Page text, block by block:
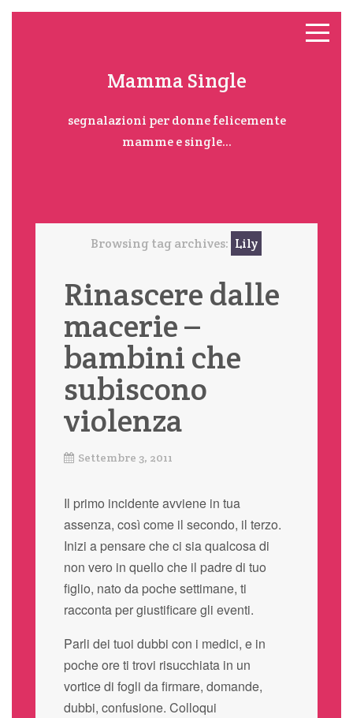
Mamma Single
segnalazioni per donne felicemente
mamme e single...
Browsing tag archives: Lily
Rinascere dalle
macerie –
bambini che
subiscono
violenza
Settembre 3, 2011
Il primo incidente avviene in tua
assenza, così come il secondo, il terzo.
Inizi a pensare che ci sia qualcosa di
non vero in quello che il padre di tuo
figlio, nato da poche settimane, ti
racconta per giustificare gli eventi.
Parli dei tuoi dubbi con i medici, e in
poche ore ti trovi risucchiata in un
vortice di fogli da firmare, domande,
dubbi, confusione. Colloqui